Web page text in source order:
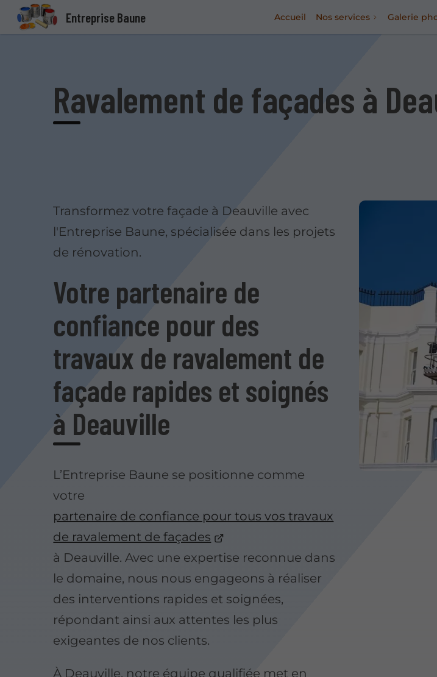
Entreprise Baune Accueil Nos services Galerie
Ravalement de façades à
Transformez votre façade à Deauville avec
l'Entreprise Baune, spécialisée dans les projets
de rénovation.
Votre partenaire de
confiance pour des
travaux de ravalement de
façade rapides et soignés
à Deauville
L’Entreprise Baune se positionne comme
votre
partenaire de confiance pour tous vos travaux
de ravalement de façades
à Deauville. Avec une expertise reconnue dans
le domaine, nous nous engageons à réaliser
des interventions rapides et soignées,
répondant ainsi aux attentes les plus
exigeantes de nos clients.
À Deauville, notre équipe qualifiée met en